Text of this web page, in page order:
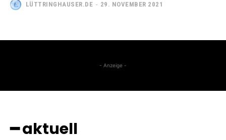
LÜTTRINGHAUSER.DE - 29. NOVEMBER 2021
- Anzeige -
━ aktuell